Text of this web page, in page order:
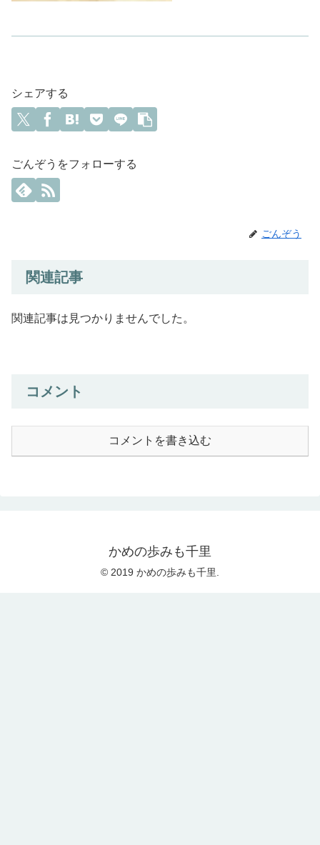
シェアする
ごんぞうをフォローする
ごんぞう
関連記事
関連記事は見つかりませんでした。
コメント
コメントを書き込む
かめの歩みも千里
© 2019 かめの歩みも千里.